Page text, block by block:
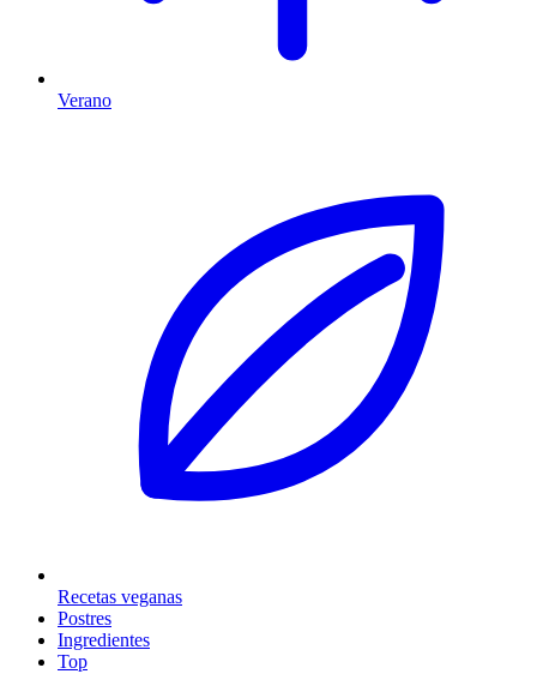
Verano
Recetas veganas
Postres
Ingredientes
Top